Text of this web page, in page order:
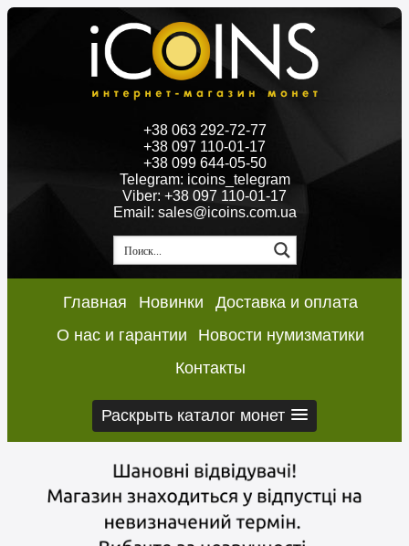
+38 063 292-72-77
+38 097 110-01-17
+38 099 644-05-50
Telegram: icoins_telegram
Viber: +38 097 110-01-17
Email: sales@icoins.com.ua
Главная Новинки
Доставка и оплата
О нас и гарантии
Новости нумизматики
Контакты
Раскрыть каталог монет